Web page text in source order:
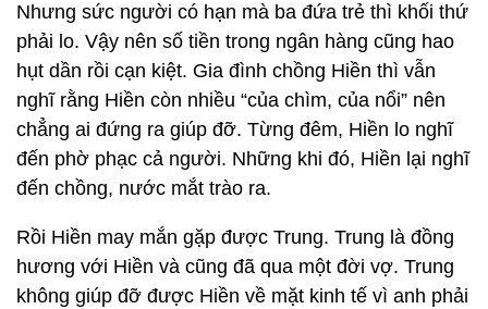
Nhưng sức người có hạn mà ba đứa trẻ thì khối thứ
phải lo. Vậy nên số tiền trong ngân hàng cũng hao
hụt dần rồi cạn kiệt. Gia đình chồng Hiền thì vẫn
nghĩ rằng Hiền còn nhiều “của chìm, của nổi” nên
chẳng ai đứng ra giúp đỡ. Từng đêm, Hiền lo nghĩ
đến phờ phạc cả người. Những khi đó, Hiền lại nghĩ
đến chồng, nước mắt trào ra.
Rồi Hiền may mắn gặp được Trung. Trung là đồng
hương với Hiền và cũng đã qua một đời vợ. Trung
không giúp đỡ được Hiền về mặt kinh tế vì anh phải